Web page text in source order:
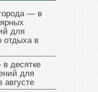
— в
для
отдыха в
десятке
для
августе